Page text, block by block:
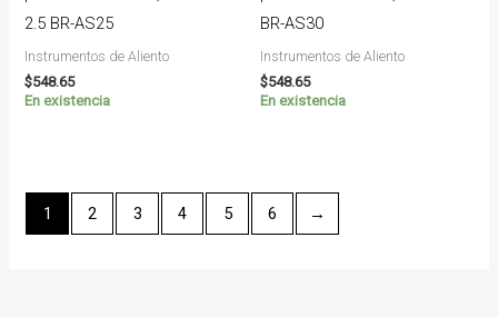
2.5 BR-AS25
Instrumentos de Aliento
$548.65
En existencia
BR-AS30
Instrumentos de Aliento
$548.65
En existencia
1 2 3 4 5 6 →